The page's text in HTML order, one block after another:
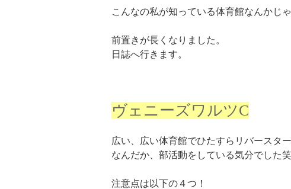
こんなの私が知っている体育館なんかじ
前置きが長くなりました。
日誌へ行きます。
ヴェニーズワルツC
広い、広い体育館でひたすらリバースタ
なんだか、部活動をしている気分でした笑
注意点は以下の４つ！